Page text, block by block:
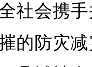
社会携
的防灾